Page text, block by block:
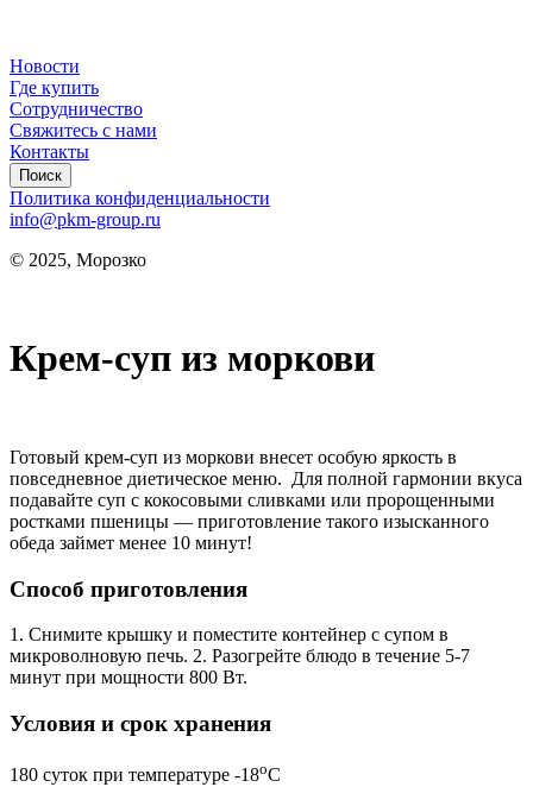
Новости
Где купить
Сотрудничество
Свяжитесь с нами
Контакты
Поиск
Политика конфиденциальности
info@pkm-group.ru
© 2025, Морозко
Крем-суп из моркови
Готовый крем-суп из моркови внесет особую яркость в
повседневное диетическое меню. Для полной гармонии вкуса
подавайте суп с кокосовыми сливками или пророщенными
ростками пшеницы — приготовление такого изысканного
обеда займет менее 10 минут!
Способ приготовления
1. Снимите крышку и поместите контейнер с супом в
микроволновую печь. 2. Разогрейте блюдо в течение 5-7
минут при мощности 800 Вт.
Условия и срок хранения
180 суток при температуре -18oС